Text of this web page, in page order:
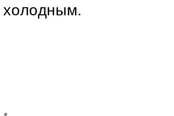
холодным.